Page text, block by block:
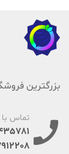
بزرگترین
تماس با